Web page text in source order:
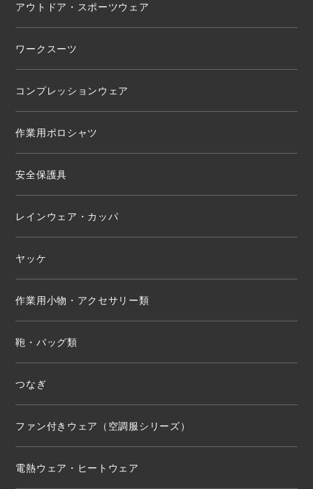
アウトドア・スポーツウェア
ワークスーツ
コンプレッションウェア
作業用ポロシャツ
安全保護具
レインウェア・カッパ
ヤッケ
作業用小物・アクセサリー類
鞄・バッグ類
つなぎ
ファン付きウェア（空調服シリーズ）
電熱ウェア・ヒートウェア